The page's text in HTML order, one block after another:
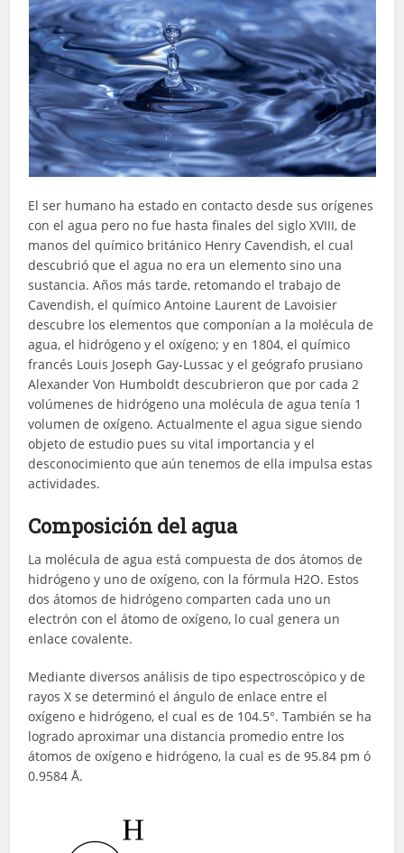
El ser humano ha estado en contacto desde sus orígenes
con el agua pero no fue hasta finales del siglo XVIII, de
manos del químico británico Henry Cavendish, el cual
descubrió que el agua no era un elemento sino una
sustancia. Años más tarde, retomando el trabajo de
Cavendish, el químico Antoine Laurent de Lavoisier
descubre los elementos que componían a la molécula de
agua, el hidrógeno y el oxígeno; y en 1804, el químico
francés Louis Joseph Gay-Lussac y el geógrafo prusiano
Alexander Von Humboldt descubrieron que por cada 2
volúmenes de hidrógeno una molécula de agua tenía 1
volumen de oxígeno. Actualmente el agua sigue siendo
objeto de estudio pues su vital importancia y el
desconocimiento que aún tenemos de ella impulsa estas
actividades.
Composición del agua
La molécula de agua está compuesta de dos átomos de
hidrógeno y uno de oxígeno, con la fórmula H2O. Estos
dos átomos de hidrógeno comparten cada uno un
electrón con el átomo de oxígeno, lo cual genera un
enlace covalente.
Mediante diversos análisis de tipo espectroscópico y de
rayos X se determinó el ángulo de enlace entre el
oxígeno e hidrógeno, el cual es de 104.5°. También se ha
logrado aproximar una distancia promedio entre los
átomos de oxígeno e hidrógeno, la cual es de 95.84 pm ó
0.9584 Å.